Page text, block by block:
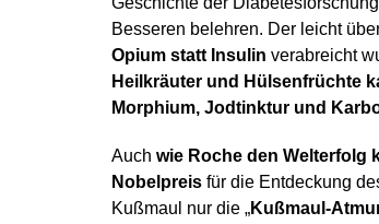
Besseren belehren. Der leicht
Opium statt Insulin verabreicht
Heilkräuter und Hülsenfrüchte
Morphium, Jodtinktur und
Auch wie Roche den Welterfolg
Nobelpreis für die Entdeckung
Kußmaul nur die „Kußmaul-